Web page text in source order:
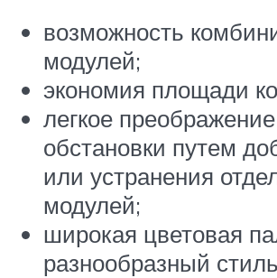
возможность
модулей;
экономия площади
легкое преображение
обстановки путем
или устранения
модулей;
широкая цветовая
разнообразный